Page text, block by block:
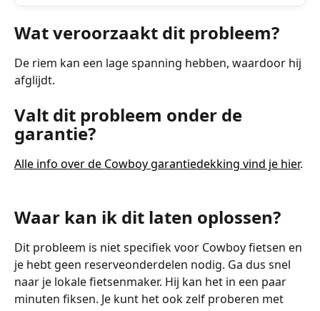
Wat veroorzaakt dit probleem?
De riem kan een lage spanning hebben, waardoor hij
afglijdt.
Valt dit probleem onder de
garantie?
Alle info over de Cowboy garantiedekking vind je hier.
Waar kan ik dit laten oplossen?
Dit probleem is niet specifiek voor Cowboy fietsen en
je hebt geen reserveonderdelen nodig. Ga dus snel
naar je lokale fietsenmaker. Hij kan het in een paar
minuten fiksen. Je kunt het ook zelf proberen met